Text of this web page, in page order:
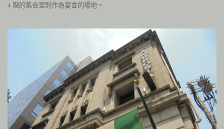
4 階的集会室則作為宴會的場地。